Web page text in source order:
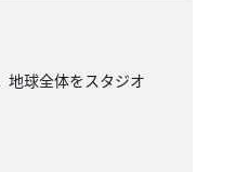
球全体をスタジオ